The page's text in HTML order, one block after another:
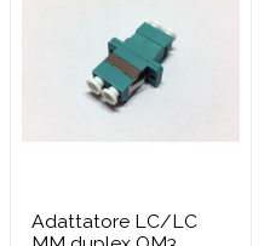
Adattatore LC/LC